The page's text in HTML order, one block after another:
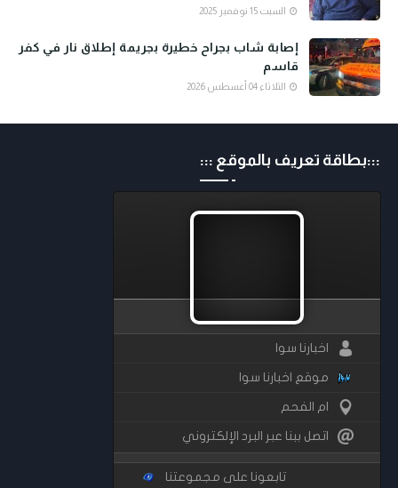
السبت 15 نوفمبر 2025
إصابة شاب بجراح خطيرة بجريمة إطلاق نار في كفر
قاسم
الثلاثاء 04 أغسطس 2026
:::بطاقة تعريف بالموقع :::
اخبارنا سوا
موقع اخبارنا سوا
ام الفحم
اتصل ببنا عبر البرد الإلكتروني
تابعونا على مجموعتنا